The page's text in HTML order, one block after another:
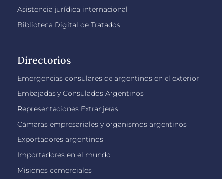
Asistencia jurídica internacional
Biblioteca Digital de Tratados
Directorios
Emergencias consulares de argentinos en el exterior
Embajadas y Consulados Argentinos
Representaciones Extranjeras
Cámaras empresariales y organismos argentinos
Exportadores argentinos
Importadores en el mundo
Misiones comerciales